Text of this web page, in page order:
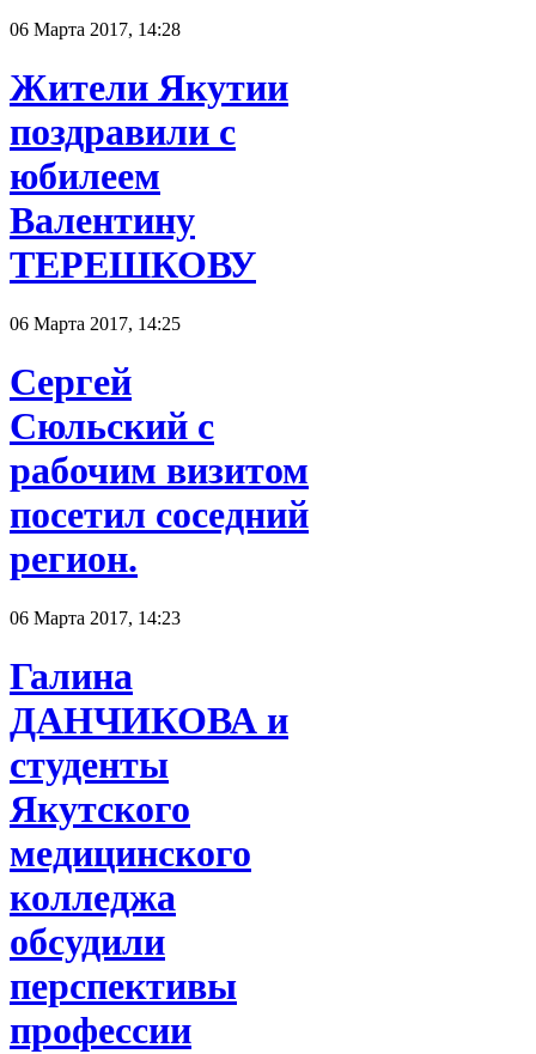
06 Марта 2017, 14:28
Жители Якутии
поздравили с
юбилеем
Валентину
ТЕРЕШКОВУ
06 Марта 2017, 14:25
Сергей
Сюльский с
рабочим визитом
посетил соседний
регион.
06 Марта 2017, 14:23
Галина
ДАНЧИКОВА и
студенты
Якутского
медицинского
колледжа
обсудили
перспективы
профессии